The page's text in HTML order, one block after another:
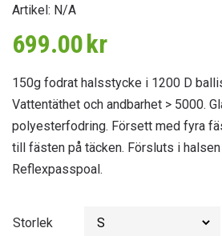
Artikel: N/A
699.00 kr
150g fodrat halsstycke i 1200 D
Vattentäthet och andbarhet > 5000.
polyesterfodring. Försett med fyra
till fästen på täcken. Försluts i halsen
Reflexpasspoal.
Storlek